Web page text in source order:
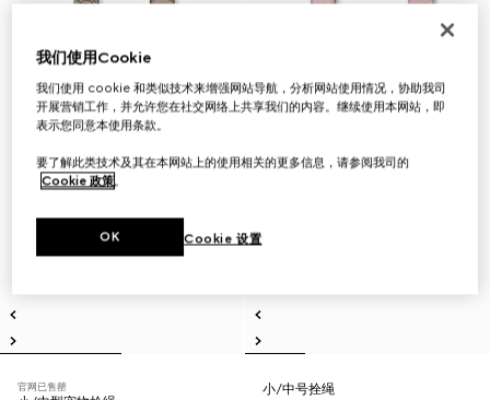
官网已售罄
小/中号拴绳
我们使用Cookie
我们使用 cookie 和类似技术来增强网站导航，分析网站使用情况，协助我司
开展营销工作，并允许您在社交网络上共享我们的内容。继续使用本网站，即
表示您同意本使用条款。
要了解此类技术及其在本网站上的使用相关的更多信息，请参阅我司的
Cookie 政策。
Cookie 设置
OK